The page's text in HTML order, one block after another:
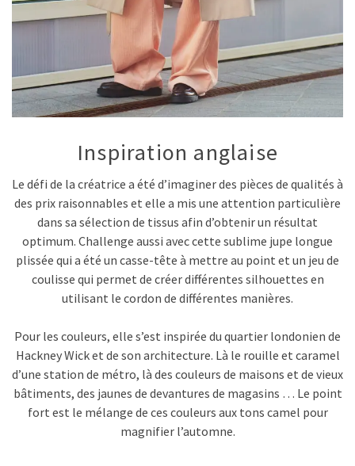
Inspiration anglaise
Le défi de la créatrice a été d’imaginer des pièces de qualités à
des prix raisonnables et elle a mis une attention particulière
dans sa sélection de tissus afin d’obtenir un résultat
optimum. Challenge aussi avec cette sublime jupe longue
plissée qui a été un casse-tête à mettre au point et un jeu de
coulisse qui permet de créer différentes silhouettes en
utilisant le cordon de différentes manières.
Pour les couleurs, elle s’est inspirée du quartier londonien de
Hackney Wick et de son architecture. Là le rouille et caramel
d’une station de métro, là des couleurs de maisons et de vieux
bâtiments, des jaunes de devantures de magasins … Le point
fort est le mélange de ces couleurs aux tons camel pour
magnifier l’automne.